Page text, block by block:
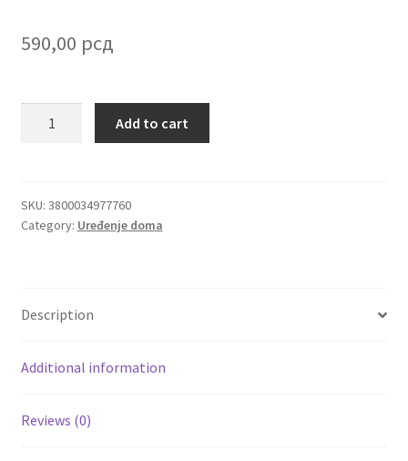
FAQ
Igračke
Cvece
Destilati
Jack Daniel’s
Rakija
590,00 рсд
Areon
Home
Add to cart
SKU: 3800034977760
Category: Uređenje doma
Description
Additional information
Reviews (0)